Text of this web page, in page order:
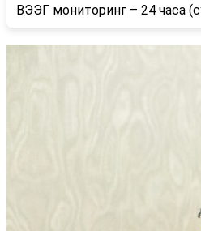
ВЭЭГ мониторинг – 24 часа